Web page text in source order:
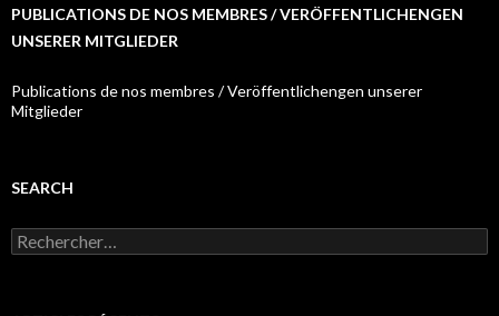
PUBLICATIONS DE NOS MEMBRES / VERÖFFENTLICHENGEN
UNSERER MITGLIEDER
Publications de nos membres / Veröffentlichengen unserer
Mitglieder
SEARCH
R
e